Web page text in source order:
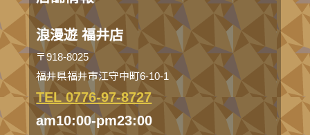
浪漫遊 福井店
〒918-8025
福井県福井市江守中町6-10-1
TEL 0776-97-8727
am10:00-pm23:00